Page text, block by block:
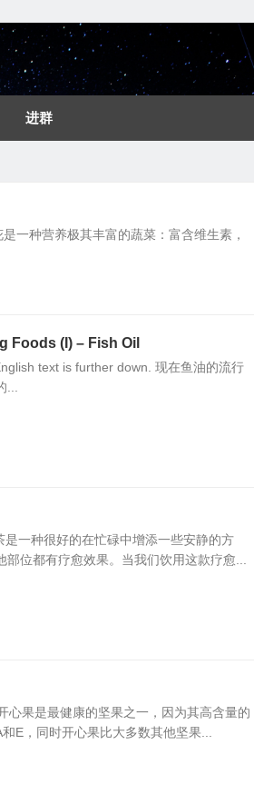
进群
一种营养极其丰富的蔬菜：富含维生素，
Foods (I) – Fish Oil
text is further down. 现在鱼油的流行
一种很好的在忙碌中增添一些安静的方
位都有疗愈效果。当我们饮用这款疗愈...
果是最健康的坚果之一，因为其高含量的
E，同时开心果比大多数其他坚果...